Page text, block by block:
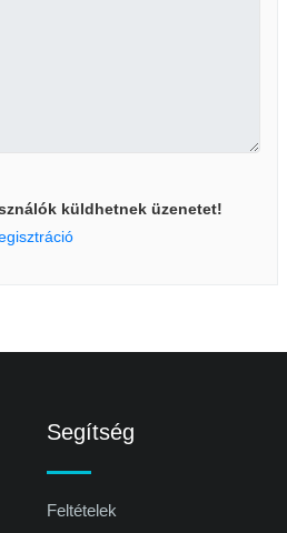
küldhetnek üzenetet!
Segítség
Feltételek